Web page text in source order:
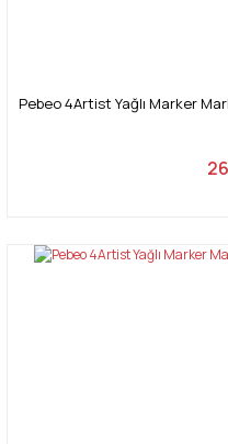
Pebeo 4Artist Yağlı Marker